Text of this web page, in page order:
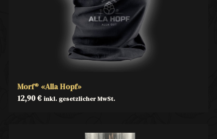
Morf® «Alla Hopf»
12,90€ inkl. gesetzlicher MwSt.